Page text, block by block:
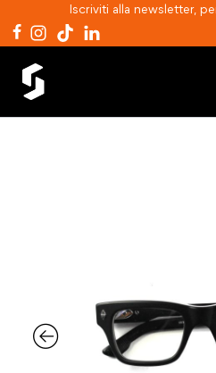
Iscriviti alla newsletter,